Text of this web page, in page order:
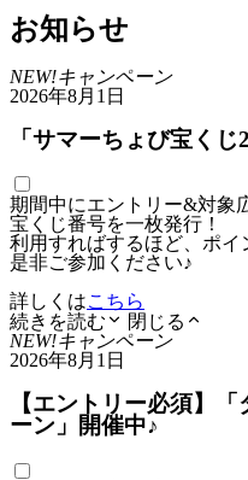
お知らせ
NEW!キャンペーン
2026年8月1日
「サマーちょび宝くじ
期間中にエントリー&対象
宝くじ番号を一枚発行！
利用すればするほど、ポイ
是非ご参加ください♪
詳しくはこちら
続きを読む
閉じる
NEW!キャンペーン
2026年8月1日
【エントリー必須】
ーン」開催中♪